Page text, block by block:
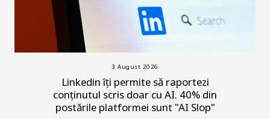
3 August 2026
Linkedin îți permite să raportezi
conținutul scris doar cu AI. 40% din
postările platformei sunt "AI Slop"